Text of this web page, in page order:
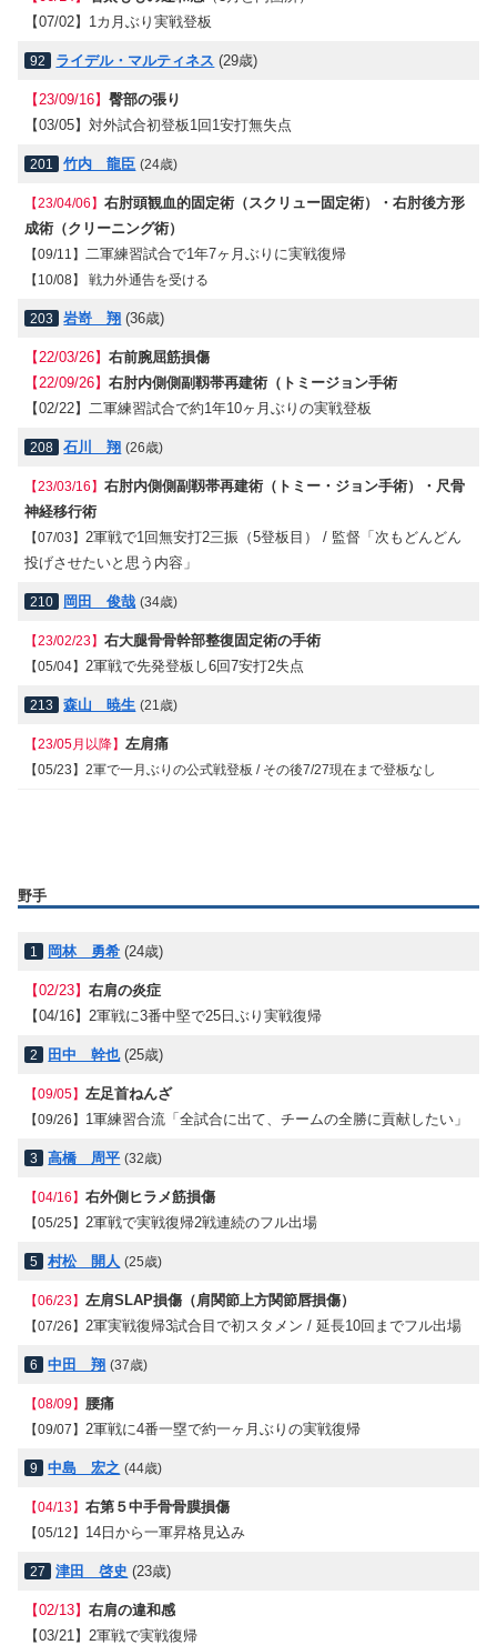
【07/02】 1カ月ぶり実戦登板
92 ライデル・マルティネス (29歳)
【23/09/16】臀部の張り
【03/05】対外試合初登板1回1安打無失点
201 竹内 龍臣 (24歳)
【23/04/06】右肘頭観血的固定術（スクリュー固定術）・右肘後方形
成術（クリーニング術）
【09/11】二軍練習試合で1年7ヶ月ぶりに実戦復帰
【10/08】 戦力外通告を受ける
203 岩嵜 翔 (36歳)
【22/03/26】右前腕屈筋損傷
【22/09/26】右肘内側側副靱帯再建術（トミージョン手術
【02/22】二軍練習試合で約1年10ヶ月ぶりの実戦登板
208 石川 翔 (26歳)
【23/03/16】右肘内側側副靱帯再建術（トミー・ジョン手術）・尺骨
神経移行術
【07/03】2軍戦で1回無安打2三振（5登板目） / 監督「次もどんどん
投げさせたいと思う内容」
210 岡田 俊哉 (34歳)
【23/02/23】右大腿骨骨幹部整復固定術の手術
【05/04】2軍戦で先発登板し6回7安打2失点
213 森山 暁生 (21歳)
【23/05月以降】左肩痛
【05/23】2軍で一月ぶりの公式戦登板 / その後7/27現在まで登板なし
野手
1 岡林 勇希 (24歳)
【02/23】右肩の炎症
【04/16】 2軍戦に3番中堅で25日ぶり実戦復帰
2 田中 幹也 (25歳)
【09/05】左足首ねんざ
【09/26】 1軍練習合流「全試合に出て、チームの全勝に貢献したい」
3 高橋 周平 (32歳)
【04/16】右外側ヒラメ筋損傷
【05/25】 2軍戦で実戦復帰2戦連続のフル出場
5 村松 開人 (25歳)
【06/23】左肩SLAP損傷（肩関節上方関節唇損傷）
【07/26】 2軍実戦復帰3試合目で初スタメン / 延長10回までフル出場
6 中田 翔 (37歳)
【08/09】 腰痛
【09/07】 2軍戦に4番一塁で約一ヶ月ぶりの実戦復帰
9 中島 宏之 (44歳)
【04/13】右第５中手骨骨膜損傷
【05/12】 14日から一軍昇格見込み
27 津田 啓史 (23歳)
【02/13】右肩の違和感
【03/21】 2軍戦で実戦復帰